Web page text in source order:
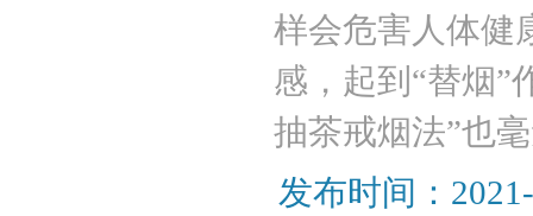
样会危害人体健
感，起到“替烟”
抽茶戒烟法”也
发布时间：